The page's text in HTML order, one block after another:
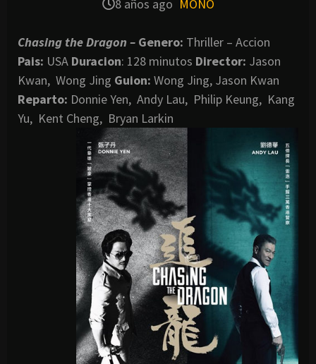
8 años ago MONO
Chasing the Dragon – Genero: Thriller – Accion
Pais: USA Duracion: 128 minutos Director: Jason
Kwan, Wong Jing Guion: Wong Jing, Jason Kwan
Reparto: Donnie Yen, Andy Lau, Philip Keung, Kang
Yu, Kent Cheng, Bryan Larkin